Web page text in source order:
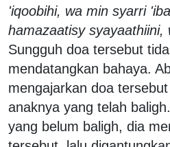
'iqoobihi, wa min syarri
hamazaatisy syayaathiini,
Sungguh doa tersebut
mendatangkan bahaya.
mengajarkan doa
anaknya yang telah
yang belum baligh, dia